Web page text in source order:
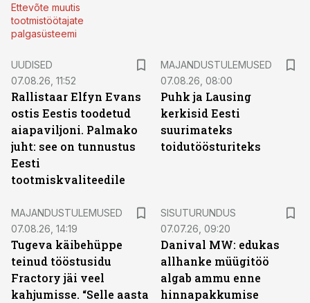
Ettevõte muutis
tootmistöötajate
palgasüsteemi
UUDISED
07.08.26, 11:52
Rallistaar Elfyn Evans
ostis Eestis toodetud
aiapaviljoni. Palmako
juht: see on tunnustus
Eesti
tootmiskvaliteedile
MAJANDUSTULEMUSED
07.08.26, 08:00
Puhk ja Lausing
kerkisid Eesti
suurimateks
toidutöösturiteks
MAJANDUSTULEMUSED
07.08.26, 14:19
Tugeva käibehüppe
teinud tööstusidu
Fractory jäi veel
kahjumisse. “Selle aasta
SISUTURUNDUS
07.07.26, 09:20
Danival MW: edukas
allhanke müügitöö
algab ammu enne
hinnapakkumise